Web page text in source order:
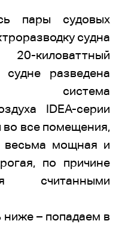
пары судовых
судна
киловаттный
разведена
система
IDEA-серии
во все помещения,
весьма мощная и
по причине
считанными
ниже – попадаем в